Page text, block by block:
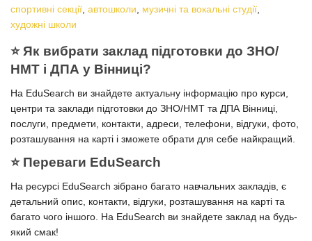
спортивні секції автошколи музичні та вокальні студії
художні школи
⭐️ Як вибрати заклад підготовки до ЗНО/
НМТ і ДПА у Вінниці?
На EduSearch ви знайдете актуальну інформацію про курси,
центри та заклади підготовки до ЗНО/НМТ та ДПА Вінниці,
послуги, предмети, контакти, адреси, телефони, відгуки, фото,
розташування на карті і зможете обрати для себе найкращий.
⭐️ Переваги EduSearch
На ресурсі EduSearch зібрано багато навчальних закладів, є
детальний опис, контакти, відгуки, розташування на карті та
багато чого іншого. На EduSearch ви знайдете заклад на будь-
який смак!